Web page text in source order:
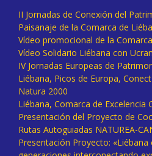
II Jornadas de Conexión del
Paisanaje de la Comarca de
Vídeo promocional de la
Vídeo Solidario Liébana con
IV Jornadas Europeas de
Liébana, Picos de Europa,
Natura 2000
Liébana, Comarca de Excelencia
Presentación del Proyecto de
Rutas Autoguiadas NATUREA-
Presentación Proyecto: